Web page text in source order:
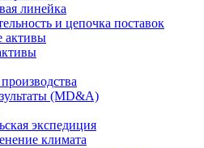
линейка
и цепочка поставок
активы
(MD&A)
экспедиция
климата